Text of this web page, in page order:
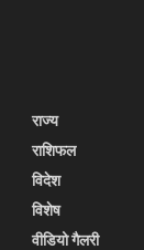
राज्य
राशिफल
विदेश
विशेष
वीडियो गैलरी